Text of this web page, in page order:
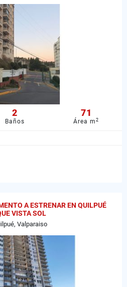
2
Baños
71
Área m2
A ESTRENAR EN QUILPUÉ
VISTA SOL
Valparaiso